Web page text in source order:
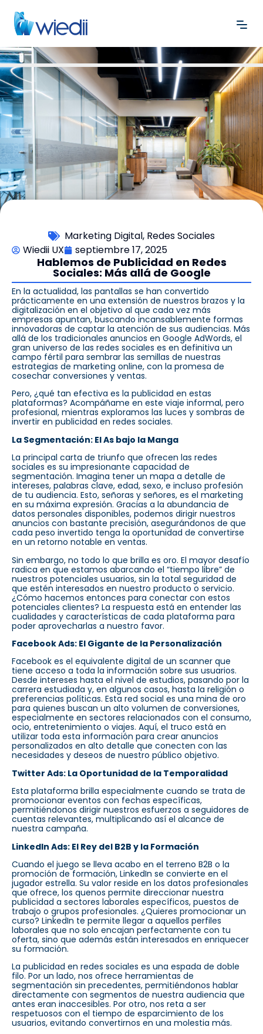
Marketing Digital, Redes Sociales
Wiedii UX
septiembre 17, 2025
Hablemos de Publicidad en Redes
Sociales: Más allá de Google
En la actualidad, las pantallas se han convertido
prácticamente en una extensión de nuestros brazos y la
digitalización en el objetivo al que cada vez más
empresas apuntan, buscando incansablemente formas
innovadoras de captar la atención de sus audiencias. Más
allá de los tradicionales anuncios en Google AdWords, el
gran universo de las redes sociales es en definitiva un
campo fértil para sembrar las semillas de nuestras
estrategias de marketing online, con la promesa de
cosechar conversiones y ventas.
Pero, ¿qué tan efectiva es la publicidad en estas
plataformas? Acompáñame en este viaje informal, pero
profesional, mientras exploramos las luces y sombras de
invertir en publicidad en redes sociales.
La Segmentación: El As bajo la Manga
La principal carta de triunfo que ofrecen las redes
sociales es su impresionante capacidad de
segmentación. Imagina tener un mapa a detalle de
intereses, palabras clave, edad, sexo, e incluso profesión
de tu audiencia. Esto, señoras y señores, es el marketing
en su máxima expresión. Gracias a la abundancia de
datos personales disponibles, podemos dirigir nuestros
anuncios con bastante precisión, asegurándonos de que
cada peso invertido tenga la oportunidad de convertirse
en un retorno notable en ventas.
Sin embargo, no todo lo que brilla es oro. El mayor desafío
radica en que estamos abarcando el “tiempo libre” de
nuestros potenciales usuarios, sin la total seguridad de
que estén interesados en nuestro producto o servicio.
¿Cómo hacemos entonces para conectar con estos
potenciales clientes? La respuesta está en entender las
cualidades y características de cada plataforma para
poder aprovecharlas a nuestro favor.
Facebook Ads: El Gigante de la Personalización
Facebook es el equivalente digital de un scanner que
tiene acceso a toda la información sobre sus usuarios.
Desde intereses hasta el nivel de estudios, pasando por la
carrera estudiada y, en algunos casos, hasta la religión o
preferencias políticas. Esta red social es una mina de oro
para quienes buscan un alto volumen de conversiones,
especialmente en sectores relacionados con el consumo,
ocio, entretenimiento o viajes. Aquí, el truco está en
utilizar toda esta información para crear anuncios
personalizados en alto detalle que conecten con las
necesidades y deseos de nuestro público objetivo.
Twitter Ads: La Oportunidad de la Temporalidad
Esta plataforma brilla especialmente cuando se trata de
promocionar eventos con fechas específicas,
permitiéndonos dirigir nuestros esfuerzos a seguidores de
cuentas relevantes, multiplicando así el alcance de
nuestra campaña.
LinkedIn Ads: El Rey del B2B y la Formación
Cuando el juego se lleva acabo en el terreno B2B o la
promoción de formación, LinkedIn se convierte en el
jugador estrella. Su valor reside en los datos profesionales
que ofrece, los quenos permite direccionar nuestra
publicidad a sectores laborales específicos, puestos de
trabajo o grupos profesionales. ¿Quieres promocionar un
curso? LinkedIn te permite llegar a aquellos perfiles
laborales que no solo encajan perfectamente con tu
oferta, sino que además están interesados en enriquecer
su formación.
La publicidad en redes sociales es una espada de doble
filo. Por un lado, nos ofrece herramientas de
segmentación sin precedentes, permitiéndonos hablar
directamente con segmentos de nuestra audiencia que
antes eran inaccesibles. Por otro, nos reta a ser
respetuosos con el tiempo de esparcimiento de los
usuarios, evitando convertirnos en una molestia más.